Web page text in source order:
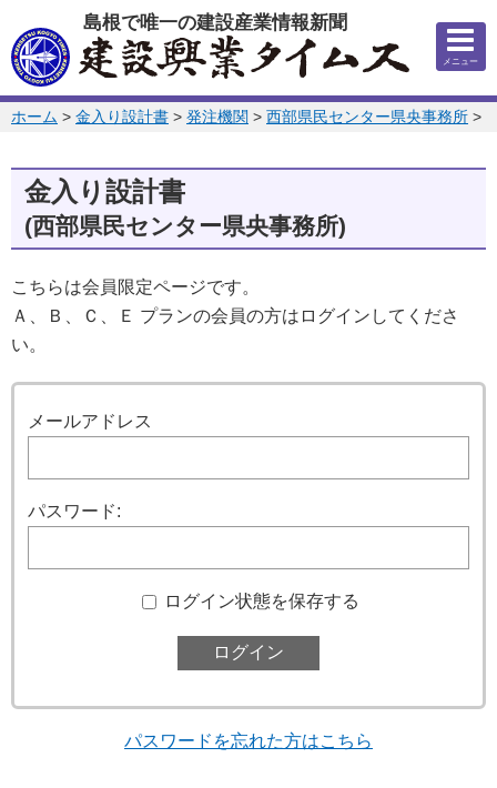
このページの本文へ
島根で唯一の建設産業情報新聞
メニュー
このページの位置:
ホーム > 金入り設計書 > 発注機関 > 西部県民センター県央事務所 >
金入り設計書
(西部県民センター県央事務所)
こちらは会員限定ページです。
Ａ、Ｂ、Ｃ、Ｅ プランの会員の方はログインしてくださ
い。
メールアドレス
パスワード:
ログイン状態を保存する
パスワードを忘れた方はこちら